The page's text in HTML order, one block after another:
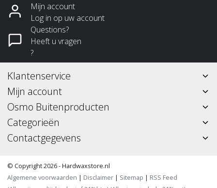
Mijn account
Log in op uw account
Questions?
Heeft u vragen
?
Klantenservice
Mijn account
Osmo Buitenproducten
Categorieën
Contactgegevens
© Copyright 2026 - Hardwaxstore.nl
Algemene voorwaarden | Disclaimer | Sitemap | RSS Feed